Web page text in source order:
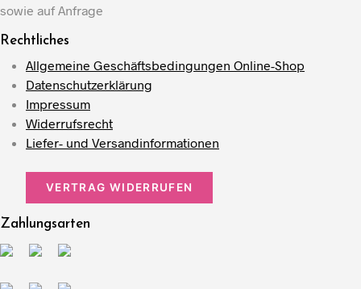
sowie auf Anfrage
Rechtliches
Allgemeine Geschäftsbedingungen Online-Shop
Datenschutzerklärung
Impressum
Widerrufsrecht
Liefer- und Versandinformationen
VERTRAG WIDERRUFEN
Zahlungsarten